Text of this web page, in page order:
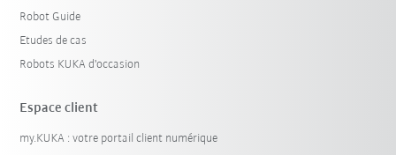
Robot Guide
Etudes de cas
Robots KUKA d'occasion
Espace client
my.KUKA : votre portail client numérique